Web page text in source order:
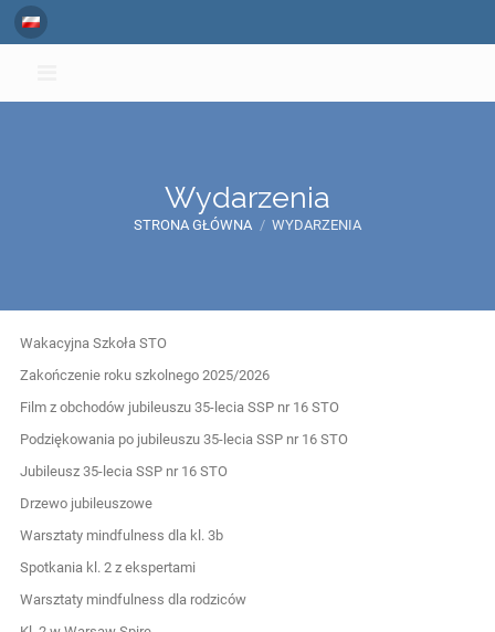
Wydarzenia
STRONA GŁÓWNA / WYDARZENIA
Wydarzenia
Wakacyjna Szkoła STO
Zakończenie roku szkolnego 2025/2026
Film z obchodów jubileuszu 35-lecia SSP nr 16 STO
Podziękowania po jubileuszu 35-lecia SSP nr 16 STO
Jubileusz 35-lecia SSP nr 16 STO
Drzewo jubileuszowe
Warsztaty mindfulness dla kl. 3b
Spotkania kl. 2 z ekspertami
Warsztaty mindfulness dla rodziców